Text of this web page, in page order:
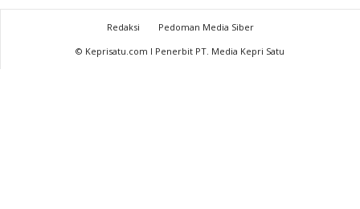
Redaksi
Pedoman Media Siber
© Keprisatu.com I Penerbit PT. Media Kepri Satu